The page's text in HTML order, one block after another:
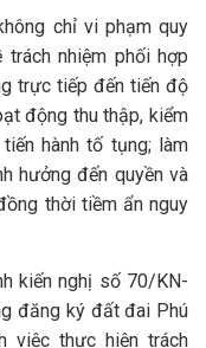
chỉ vi phạm quy
nhiệm phối hợp
trực tiếp đến tiến độ
động thu thập, kiểm
hành tố tụng; làm
hưởng đến quyền và
thời tiềm ẩn nguy
kiến nghị số 70/KN-
đăng ký đất đai Phú
việc thực hiện trách